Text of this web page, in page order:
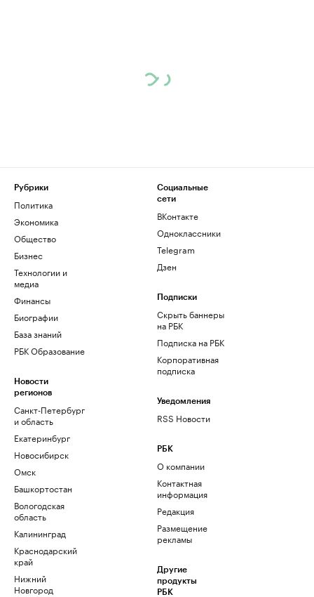
Рубрики
Политика
Экономика
Общество
Бизнес
Технологии и
медиа
Финансы
Биографии
База знаний
РБК Образование
Новости
регионов
Санкт-Петербург
и область
Екатеринбург
Новосибирск
Омск
Башкортостан
Вологодская
область
Калининград
Краснодарский
край
Нижний
Новгород
Социальные
сети
ВКонтакте
Одноклассники
Telegram
Дзен
Подписки
Скрыть баннеры
на РБК
Подписка на РБК
Корпоративная
подписка
Уведомления
RSS Новости
РБК
О компании
Контактная
информация
Редакция
Размещение
рекламы
Другие
продукты
РБК